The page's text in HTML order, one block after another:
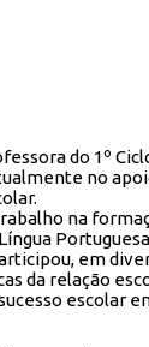
do 1º
no
na
em
da relação
escolar